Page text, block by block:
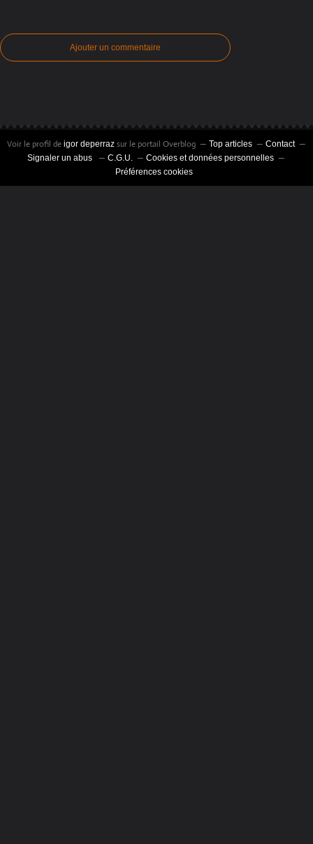
Ajouter un commentaire
Voir le profil de igor deperraz sur le portail Overblog Top articles
Contact
Signaler un abus
C.G.U.
Cookies et données personnelles
Préférences cookies